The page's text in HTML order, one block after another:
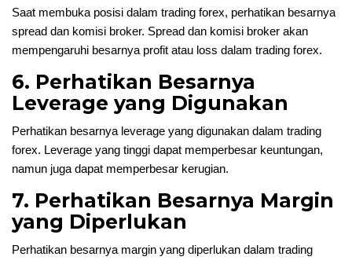
Saat membuka posisi dalam trading forex, perhatikan besarnya
spread dan komisi broker. Spread dan komisi broker akan
mempengaruhi besarnya profit atau loss dalam trading forex.
6. Perhatikan Besarnya
Leverage yang Digunakan
Perhatikan besarnya leverage yang digunakan dalam trading
forex. Leverage yang tinggi dapat memperbesar keuntungan,
namun juga dapat memperbesar kerugian.
7. Perhatikan Besarnya Margin
yang Diperlukan
Perhatikan besarnya margin yang diperlukan dalam trading